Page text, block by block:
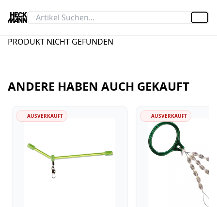
PRODUKT NICHT GEFUNDEN
ANDERE HABEN AUCH GEKAUFT
AUSVERKAUFT AUSVERKAUFT